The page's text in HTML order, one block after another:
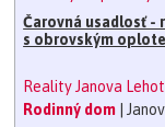
Čarovná usadlosť -
Reality Janova
Rodinný dom |